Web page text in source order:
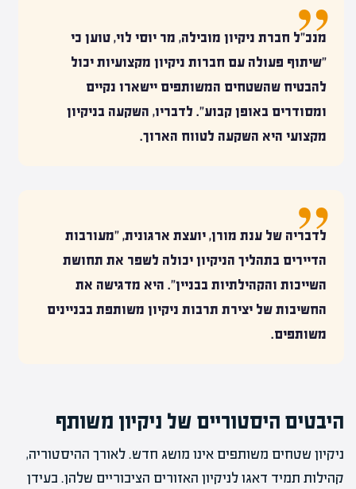
מנכ"ל חברת ניקיון מובילה, מר יוסי לוי, טוען כי
"שיתוף פעולה עם חברות ניקיון מקצועיות יכול
להבטיח שהשטחים המשותפים יישארו נקיים
ומסודרים באופן קבוע". לדבריו, השקעה בניקיון
מקצועי היא השקעה לטווח הארוך.
לדבריה של ענת מורן, יועצת ארגונית, "מעורבות
הדיירים בתהליך הניקיון יכולה לשפר את תחושת
השייכות והקהילתיות בבניין". היא מדגישה את
החשיבות של יצירת תרבות ניקיון משותפת בבניינים
משותפים.
היבטים היסטוריים של ניקיון משותף
ניקיון שטחים משותפים אינו מושג חדש. לאורך ההיסטוריה,
קהילות תמיד דאגו לניקיון האזורים הציבוריים שלהן. בעידן